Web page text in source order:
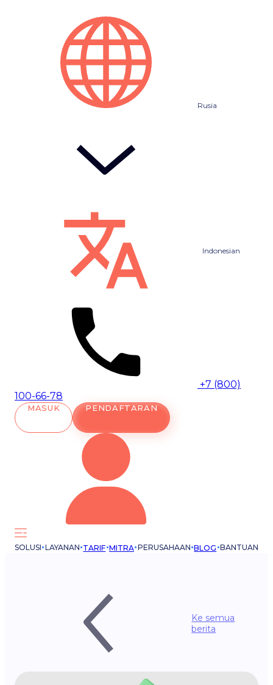
Rusia
Indonesian
+7 (800)
100-66-78
MASUK PENDAFTARAN
SOLUSI LAYANAN TARIF MITRA PERUSAHAAN BLOG BANTUAN
Ke semua
berita